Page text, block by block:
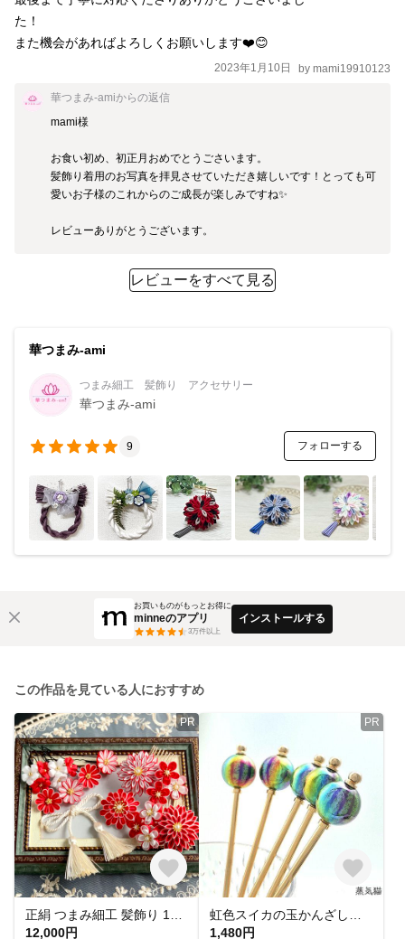
た！
2023年1月10日 by mami19910123
華つまみ-amiからの返信
mami様
お食い初め、初正月おめでとうごさいます。
髪飾り着用のお写真を拝見させていただき嬉しいです！とっても可
愛いお子様のこれからのご成長が楽しみですね✨
レビューありがとうございます。
レビューをすべて見る
華つまみ-ami
つまみ細工 髪飾り アクセサリー
華つまみ-ami
9 フォローする
お買いものがもっとお得に
minneのアプリ
3万件以上
インストールする
この作品を見ている人におすすめ
PR
12,000円
PR
1,480円